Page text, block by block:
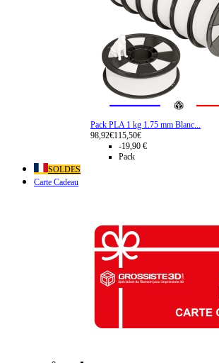
Pack PLA 1 kg 1.75 mm Blanc...
98,92€115,50€
-19,90 €
Pack
SOLDES
Carte Cadeau